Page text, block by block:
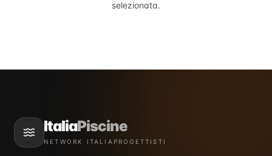
selezionata.
ItaliaPiscine
NETWORK ITALIAPROGETTISTI